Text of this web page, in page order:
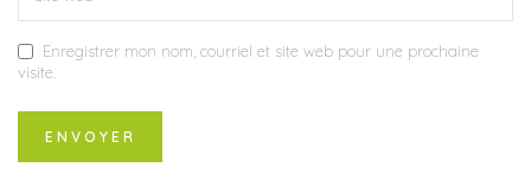
Enregistrer mon nom, courriel et site web pour une prochaine
visite.